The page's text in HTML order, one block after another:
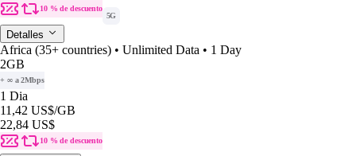
10 % de descuento
5G
Detalles
Africa (35+ countries) • Unlimited Data • 1 Day
2GB
+ ∞ a 2Mbps
1 Dia
11,42 US$/GB
22,84 US$
10 % de descuento